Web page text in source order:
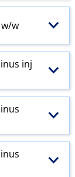
​w
inj